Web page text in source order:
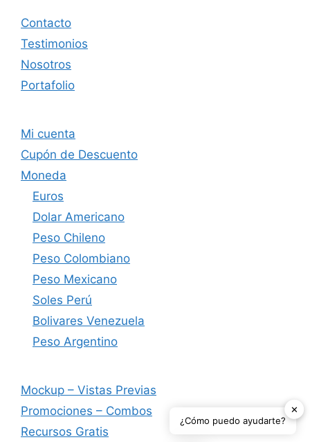
Contacto
Testimonios
Nosotros
Portafolio
Mi cuenta
Cupón de Descuento
Moneda
Euros
Dolar Americano
Peso Chileno
Peso Colombiano
Peso Mexicano
Soles Perú
Bolivares Venezuela
Peso Argentino
Mockup – Vistas Previas
Promociones – Combos
Recursos Gratis
✕
¿Cómo puedo ayudarte?